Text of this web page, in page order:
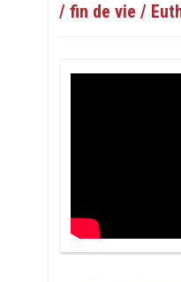
/ fin de vie /